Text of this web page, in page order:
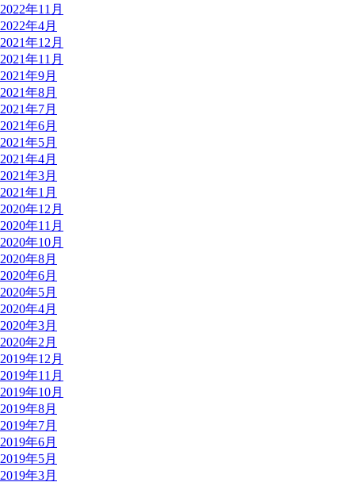
2022年11月
2022年4月
2021年12月
2021年11月
2021年9月
2021年8月
2021年7月
2021年6月
2021年5月
2021年4月
2021年3月
2021年1月
2020年12月
2020年11月
2020年10月
2020年8月
2020年6月
2020年5月
2020年4月
2020年3月
2020年2月
2019年12月
2019年11月
2019年10月
2019年8月
2019年7月
2019年6月
2019年5月
2019年3月